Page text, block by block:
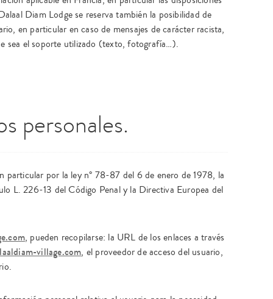
Diam Lodge se reserva también la posibilidad de
en particular en caso de mensajes de carácter racista,
sea el soporte utilizado (texto, fotografía…).
personales.
particular por la ley n° 78-87 del 6 de enero de 1978, la
L. 226-13 del Código Penal y la Directiva Europea del
, pueden recopilarse: la URL de los enlaces a través
village.com, el proveedor de acceso del usuario,